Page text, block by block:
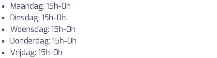
Maandag: 15h-0h
Dinsdag: 15h-0h
Woensdag: 15h-0h
Donderdag: 15h-0h
Vrijdag: 15h-0h